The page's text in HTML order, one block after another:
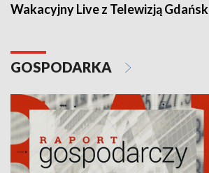
Wakacyjny Live z Telewizją Gdańsk
GOSPODARKA